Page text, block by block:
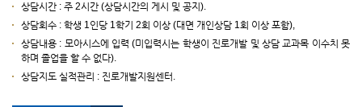
상담시간 : 주 2시간 (상담시간의 게시 및 공지).
상담회수 : 학생 1인당 1학기 2회 이상 (대면 개인상담 1회 이상 포함),
상담내용 : 모아시스에 입력 (미입력시는 학생이 진로개발 및 상담 교과목 이수치 못
하며 졸업을 할 수 없다).
상담지도 실적관리 : 진로개발지원센터.